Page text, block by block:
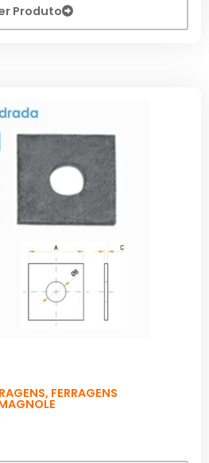
Produto
, FERRAGENS